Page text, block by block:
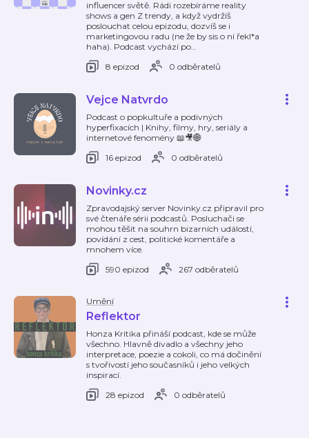
influencer světě. Rádi rozebíráme reality
shows a gen Z trendy, a když vydržíš
poslouchat celou epizodu, dozvíš se i
marketingovou radu (ne že by sis o ní řekl*a
haha). Podcast vychází po…
8 epizod
0 odběratelů
Vejce Natvrdo
Podcast o popkultuře a podivných
hyperfixacích | Knihy, filmy, hry, seriály a
internetové fenomény 📖🎥🌐
16 epizod
0 odběratelů
Novinky.cz
Zpravodajský server Novinky.cz připravil pro
své čtenáře sérii podcastů. Posluchači se
mohou těšit na souhrn bizarních událostí,
povídání z cest, politické komentáře a
mnohem více.
590 epizod
267 odběratelů
Umění
Reflektor
Honza Kritika přináší podcast, kde se může
všechno. Hlavně divadlo a všechny jeho
interpretace, poezie a cokoli, co má dočinění
s tvořivostí jeho současníků i jeho velkých
inspirací.
28 epizod
0 odběratelů